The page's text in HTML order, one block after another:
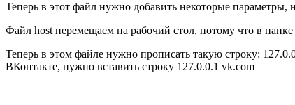
Теперь в этот файл нужно добавить некоторые параметры,
Файл host перемещаем на рабочий стол, потому что в папке
Теперь в этом файле нужно прописать такую строку:
ВКонтакте, нужно вставить строку 127.0.0.1 vk.com